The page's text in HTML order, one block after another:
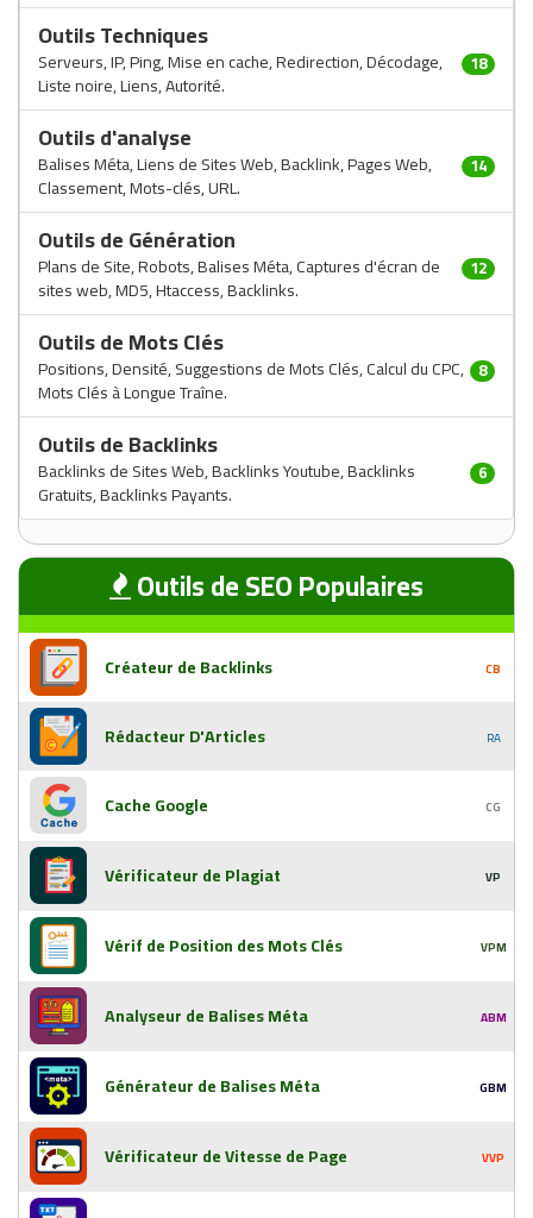
Outils Techniques
Serveurs, IP, Ping, Mise en cache, Redirection, Décodage,
Liste noire, Liens, Autorité.
18
Outils d'analyse
Balises Méta, Liens de Sites Web, Backlink, Pages Web,
Classement, Mots-clés, URL.
14
Outils de Génération
Plans de Site, Robots, Balises Méta, Captures d'écran de
sites web, MD5, Htaccess, Backlinks.
12
Outils de Mots Clés
Positions, Densité, Suggestions de Mots Clés, Calcul du CPC,
Mots Clés à Longue Traîne.
8
Outils de Backlinks
Backlinks de Sites Web, Backlinks Youtube, Backlinks
Gratuits, Backlinks Payants.
6
Outils de SEO Populaires
Créateur de Backlinks CB
Rédacteur D'Articles RA
Cache Google CG
Vérificateur de Plagiat VP
Vérif de Position des Mots Clés VPM
Analyseur de Balises Méta ABM
Générateur de Balises Méta GBM
Vérificateur de Vitesse de Page VVP